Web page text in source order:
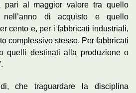
pari al maggior valore tra quello
di acquisto e quello
cento e, per i fabbricati industriali,
complessivo stesso. Per fabbricati
quelli destinati alla produzione o
che traguardare la disciplina